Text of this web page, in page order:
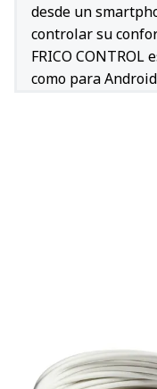
desde un
controlar su
FRICO
como para